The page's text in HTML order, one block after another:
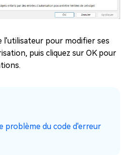
l'utilisateur pour modifier ses
puis cliquez sur OK pour
problème du code d'erreur